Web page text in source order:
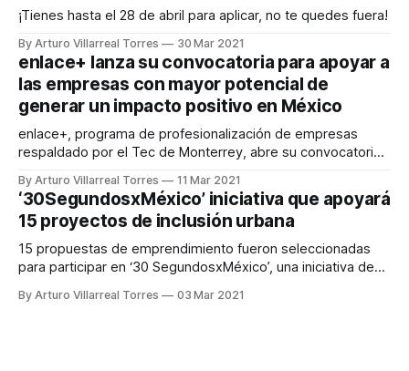
¡Tienes hasta el 28 de abril para aplicar, no te quedes fuera!
By Arturo Villarreal Torres 30 Mar 2021
enlace+ lanza su convocatoria para apoyar a
las empresas con mayor potencial de
generar un impacto positivo en México
enlace+, programa de profesionalización de empresas
respaldado por el Tec de Monterrey, abre su convocatoria
su negocio al siguiente nivel.
By Arturo Villarreal Torres 11 Mar 2021
‘30SegundosxMéxico’ iniciativa que apoyará
15 proyectos de inclusión urbana
15 propuestas de emprendimiento fueron seleccionadas
para participar en ‘30 SegundosxMéxico’, una iniciativa de
inclusivas que impacten positivamente en México a través
By Arturo Villarreal Torres 03 Mar 2021